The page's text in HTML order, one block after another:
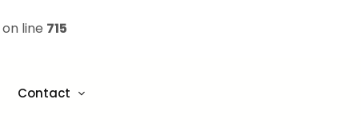
on line 715
Contact